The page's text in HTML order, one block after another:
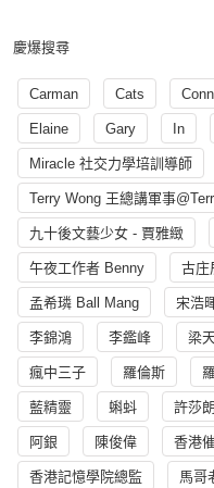
慶爆搜尋
Carman Cats
Elaine Gary In
Miracle 社交力學培訓導師
Terry Wong 王總講軍事
九十後文藝少女 - 賈雅緻
午夜工作者 Benny 古庄
孟希璘 Ball Mang 宋浩
李錦鴻 李鑑峰 梁
瘋中三子 羅倫斯
藍精靈 蝌蚪 許莎朗
阿銀 陳俊偉 香港
香港記憶學院總監 馬哥